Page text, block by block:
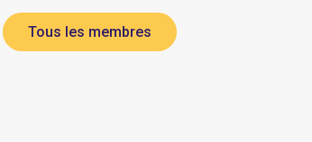
Tous les membres